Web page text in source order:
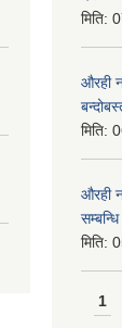
मिति:
औरही
मिति:
औरही
मिति:
1